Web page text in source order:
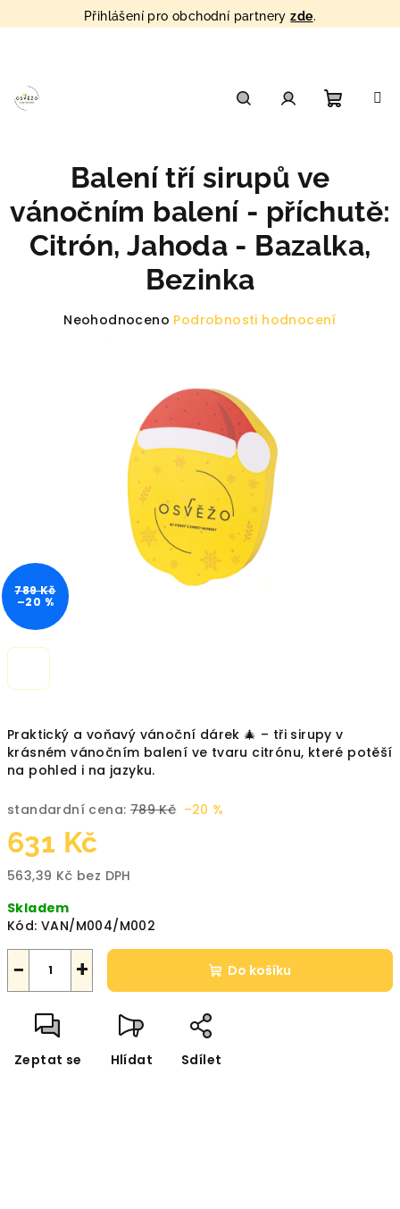
Přihlášení pro obchodní partneryzde.
Praktický a voňavý vánoční dárek 🎄 – tři sirupy v
krásném vánočním balení ve tvaru citrónu, které potěší
na pohled i na jazyku.
standardní cena: 789 Kč –20 %
631 Kč
563,39 Kč bez DPH
cena:
Skladem
Kód: VAN/M004/M002
+
− Do košíku
Zeptat se Hlídat Sdílet
Balení tří sirupů ve
vánočním balení - příchutě:
Citrón, Jahoda - Bazalka,
Bezinka
Průměrné
hvězdiček.
Neohodnoceno Podrobnosti hodnocení
789 Kč
–20 %